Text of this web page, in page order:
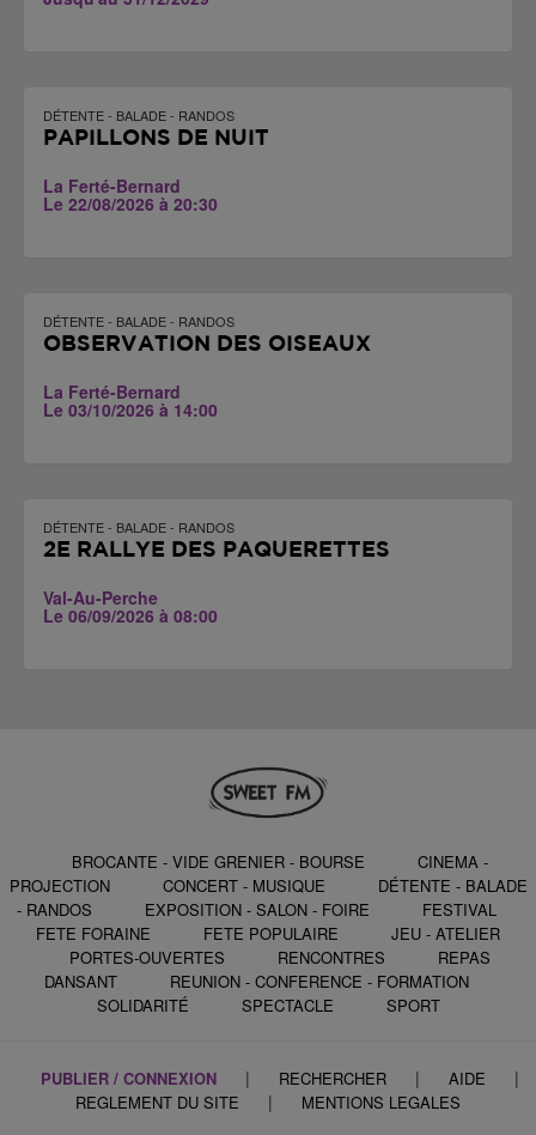
DÉTENTE - BALADE - RANDOS
PAPILLONS DE NUIT
La Ferté-Bernard
Le 22/08/2026 à 20:30
DÉTENTE - BALADE - RANDOS
OBSERVATION DES OISEAUX
La Ferté-Bernard
Le 03/10/2026 à 14:00
DÉTENTE - BALADE - RANDOS
2E RALLYE DES PÂQUERETTES
Val-Au-Perche
Le 06/09/2026 à 08:00
BROCANTE - VIDE GRENIER - BOURSE
CINEMA -
PROJECTION
CONCERT - MUSIQUE
DÉTENTE - BALADE
- RANDOS
EXPOSITION - SALON - FOIRE
FESTIVAL
FETE FORAINE
FETE POPULAIRE
JEU - ATELIER
PORTES-OUVERTES
RENCONTRES
REPAS
DANSANT
REUNION - CONFERENCE - FORMATION
SOLIDARITÉ
SPECTACLE SPORT
PUBLIER / CONNEXION | RECHERCHER | AIDE |
REGLEMENT DU SITE | MENTIONS LEGALES